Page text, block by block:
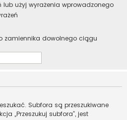
lub użyj wyrażenia wprowadzonego
zamiennika dowolnego ciągu
Subfora są przeszukiwane
„Przeszukuj subfora”, jest